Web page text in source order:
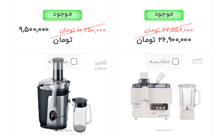
موجود
27,556,000 تومان
26,900,000 تومان
موجود
10,250,000 تومان
9,500,000
تومان
مقایسه مقایسه